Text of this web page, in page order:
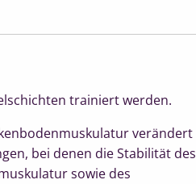
trainiert werden.
verändert
bei denen die Stabilität des
sowie des